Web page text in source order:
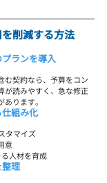
削減する方法
ランを導入
む契約なら、予算をコン
が読みやすく、急な修正
ります。
組み化
タマイズ
意
人材を育成
理